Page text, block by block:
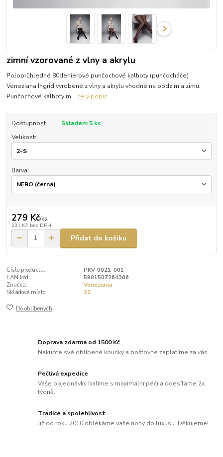
zimní vzorované z vlny a akrylu
Poloprůhledné 80denierové punčochové kalhoty (punčocháče)
Veneziana Ingrid vyrobené z vlny a akrylu vhodné na podzim a zimu.
Punčochové kalhoty m... celý popis
Dostupnost
Skladem 5 ks
Velikost:
Barva:
279 Kč/ks
231 Kč bez DPH
Přidat do košíku
Číslo produktu:
PKV-0021-001
EAN kód:
5901507264306
Značka:
Veneziana
Skladové místo:
22
Do oblíbených
Doprava zdarma od 1500 Kč
Nakupte své oblíbené kousky a poštovné zaplatíme za vás.
Pečlivá expedice
Vaše objednávky balíme s maximální péčí a odesíláme 2x
týdně.
Tradice a spolehlivost
Již od roku 2010 oblékáme vaše nohy do luxusu. Děkujeme!